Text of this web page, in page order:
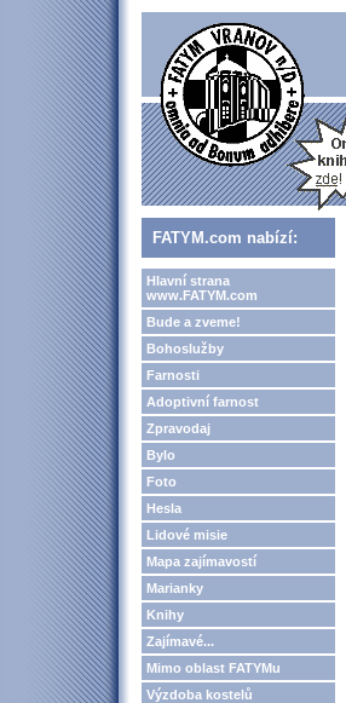
FATYM.com nabízí:
Hlavní strana
www.FATYM.com
Bude a zveme!
Bohoslužby
Farnosti
Adoptivní farnost
Zpravodaj
Bylo
Foto
Hesla
Lidové misie
Mapa zajímavostí
Marianky
Knihy
Zajímavé...
Mimo oblast FATYMu
Výzdoba kostelů